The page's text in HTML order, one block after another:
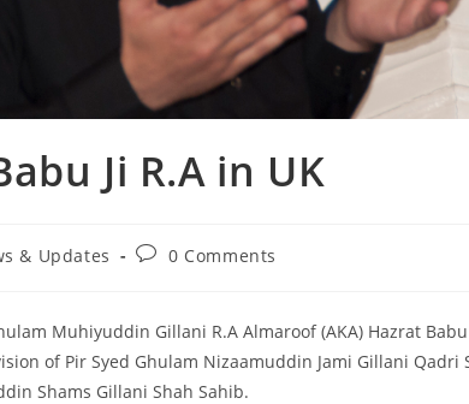
Ji R.A in UK
& Updates
Post0 Comments
Muhiyuddin Gillani R.A Almaroof (AKA) Hazrat
of Pir Syed Ghulam Nizaamuddin Jami Gillani Qadri
Shams Gillani Shah Sahib.